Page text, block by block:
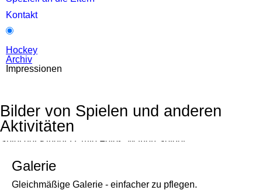
Kontakt
Hockey
Archiv
Impressionen
Bilder von Spielen und anderen
Aktivitäten
Spiel der Kinder D. Alle Fotos: Marten Seidel
Galerie
Gleichmäßige Galerie - einfacher zu pflegen.